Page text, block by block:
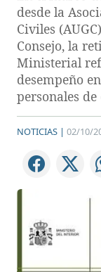
desde la
Civiles
Consejo, la
Ministerial
desempeño
personales
NOTICIAS | 02/10/